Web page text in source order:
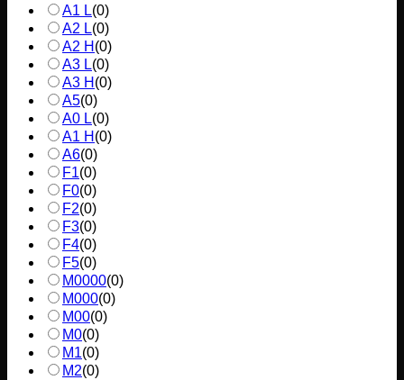
A1 L(0)
A2 L(0)
A2 H (0)
A3 L(0)
A3 H (0)
A5(0)
A0 L(0)
A1 H (0)
A6(0)
F1(0)
F0(0)
F2(0)
F3(0)
F4(0)
F5(0)
M0000(0)
M000(0)
M00(0)
M0(0)
M1(0)
M2(0)